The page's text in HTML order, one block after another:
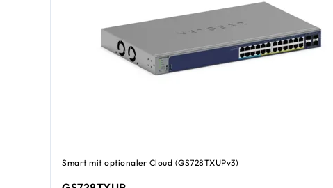
Smart mit optionaler Cloud (GS728TXUPv3)